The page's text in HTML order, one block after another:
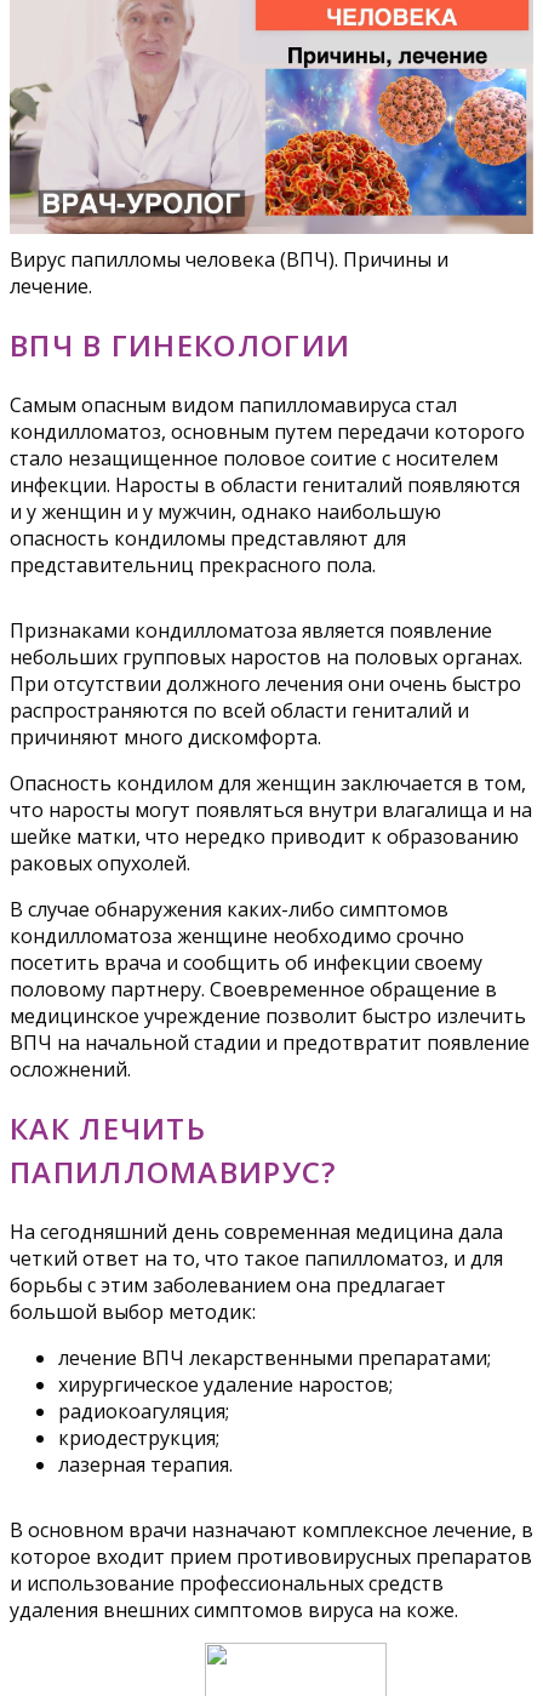
Вирус папилломы человека (ВПЧ). Причины и
лечение.
ВПЧ В ГИНЕКОЛОГИИ
Самым опасным видом папилломавируса стал
кондилломатоз, основным путем передачи которого
стало незащищенное половое соитие с носителем
инфекции. Наросты в области гениталий появляются
и у женщин и у мужчин, однако наибольшую
опасность кондиломы представляют для
представительниц прекрасного пола.
Признаками кондилломатоза является появление
небольших групповых наростов на половых органах.
При отсутствии должного лечения они очень быстро
распространяются по всей области гениталий и
причиняют много дискомфорта.
Опасность кондилом для женщин заключается в том,
что наросты могут появляться внутри влагалища и на
шейке матки, что нередко приводит к образованию
раковых опухолей.
В случае обнаружения каких-либо симптомов
кондилломатоза женщине необходимо срочно
посетить врача и сообщить об инфекции своему
половому партнеру. Своевременное обращение в
медицинское учреждение позволит быстро излечить
ВПЧ на начальной стадии и предотвратит появление
осложнений.
КАК ЛЕЧИТЬ
ПАПИЛЛОМАВИРУС?
На сегодняшний день современная медицина дала
четкий ответ на то, что такое папилломатоз, и для
борьбы с этим заболеванием она предлагает
большой выбор методик:
лечение ВПЧ лекарственными препаратами;
хирургическое удаление наростов;
радиокоагуляция;
криодеструкция;
лазерная терапия.
В основном врачи назначают комплексное лечение, в
которое входит прием противовирусных препаратов
и использование профессиональных средств
удаления внешних симптомов вируса на коже.